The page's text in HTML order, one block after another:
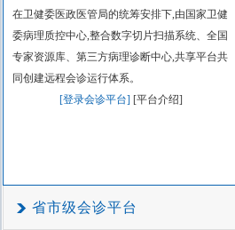
在卫健委医政医管局的统筹安排下,由国家卫健
委病理质控中心,整合数字切片扫描系统、全国
专家资源库、第三方病理诊断中心,共享平台共
同创建远程会诊运行体系。
[登录会诊平台] [平台介绍]
省市级会诊平台